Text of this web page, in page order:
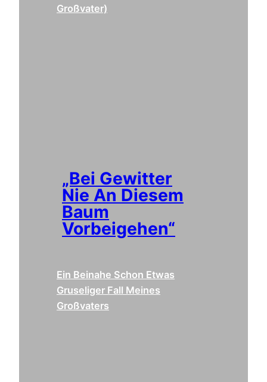
Großvater)
„Bei Gewitter
Nie An Diesem
Baum
Vorbeigehen“
Ein Beinahe Schon Etwas
Gruseliger Fall Meines
Großvaters